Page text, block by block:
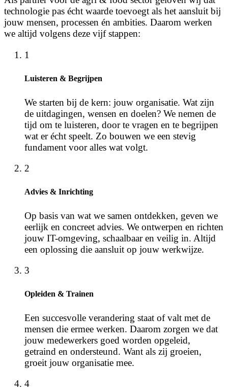
technologie pas écht waarde toevoegt als het aansluit bij
jouw mensen, processen én ambities. Daarom werken
we altijd volgens deze vijf stappen:
1
Luisteren & Begrijpen
We starten bij de kern: jouw organisatie. Wat zijn
de uitdagingen, wensen en doelen? We nemen de
tijd om te luisteren, door te vragen en te begrijpen
wat er écht speelt. Zo bouwen we een stevig
fundament voor alles wat volgt.
2
Advies & Inrichting
Op basis van wat we samen ontdekken, geven we
eerlijk en concreet advies. We ontwerpen en richten
jouw IT-omgeving, schaalbaar en veilig in. Altijd
een oplossing die aansluit op jouw werkwijze.
3
Opleiden & Trainen
Een succesvolle verandering staat of valt met de
mensen die ermee werken. Daarom zorgen we dat
jouw medewerkers goed worden opgeleid,
getraind en ondersteund. Want als zij groeien,
groeit jouw organisatie mee.
4